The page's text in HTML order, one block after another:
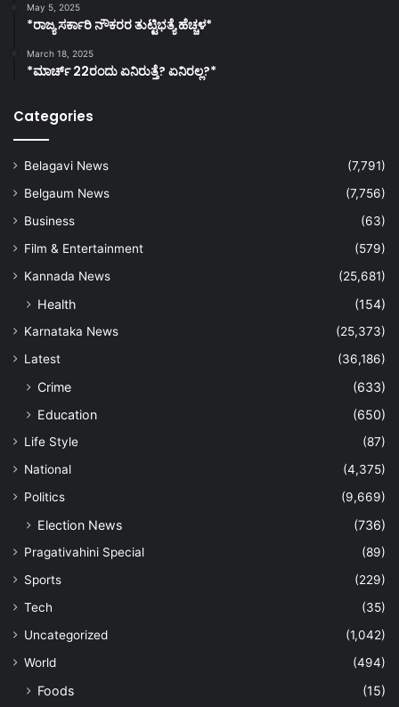
May 5, 2025
*ರಾಜ್ಯ ಸರ್ಕಾರಿ ನೌಕರರ ತುಟ್ಟಿಭತ್ಯೆ ಹೆಚ್ಚಳ*
March 18, 2025
*ಮಾರ್ಚ್ 22ರಂದು ಏನಿರುತ್ತೆ? ಏನಿರಲ್ಲ?*
Categories
Belagavi News
(7,791)
Belgaum News
(7,756)
Business
(63)
Film & Entertainment
(579)
Kannada News
(25,681)
Health (154)
Karnataka News
(25,373)
Latest
(36,186)
Crime
(633)
Education
(650)
Life Style
(87)
National
(4,375)
Politics
(9,669)
Election News (736)
Pragativahini Special
(89)
Sports
(229)
Tech
(35)
Uncategorized
(1,042)
World
(494)
Foods
(15)